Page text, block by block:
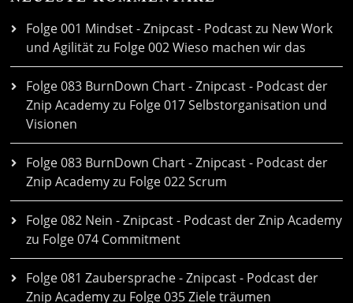
Folge 001 Mindset - Znipcast - Podcast zu New Work
und Agilitätzu Folge 002 Wieso machen wir das
Folge 083 BurnDown Chart - Znipcast - Podcast der
Znip Academyzu Folge 017 Selbstorganisation und
Visionen
Folge 083 BurnDown Chart - Znipcast - Podcast der
Znip Academyzu Folge 022 Scrum
Folge 082 Nein - Znipcast - Podcast der Znip Academy
zu Folge 074 Commitment
Folge 081 Zaubersprache - Znipcast - Podcast der
Znip Academyzu Folge 035 Ziele träumen